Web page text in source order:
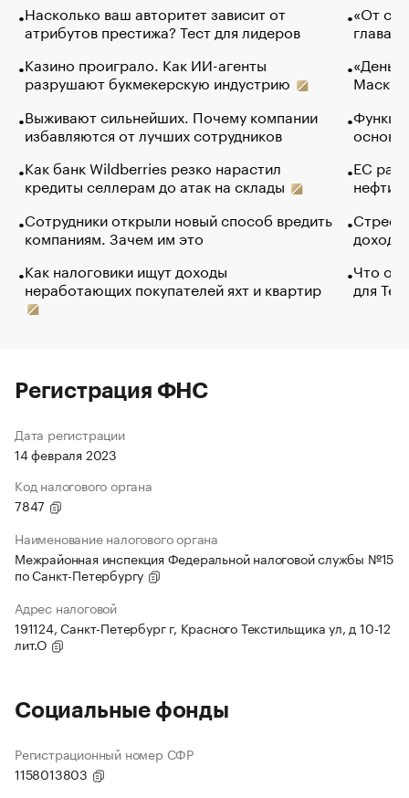
Насколько ваш авторитет зависит от
атрибутов престижа? Тест для лидеров
Казино проиграло. Как ИИ-агенты
разрушают букмекерскую индустрию
Выживают сильнейших. Почему компании
избавляются от лучших сотрудников
Как банк Wildberries резко нарастил
кредиты селлерам до атак на склады
Сотрудники открыли новый способ вредить
компаниям. Зачем им это
Как налоговики ищут доходы
неработающих покупателей яхт и квартир
«От
глава
Маск в
основ
ЕС
нефти
Что
для
Регистрация ФНС
Дата регистрации
14 февраля 2023
Код налогового органа
7847
Наименование налогового органа
Межрайонная инспекция Федеральной налоговой службы №15
по Санкт-Петербургу
Адрес налоговой
191124, Санкт-Петербург г, Красного Текстильщика ул, д 10-12
лит.О
Социальные фонды
Регистрационный номер СФР
1158013803